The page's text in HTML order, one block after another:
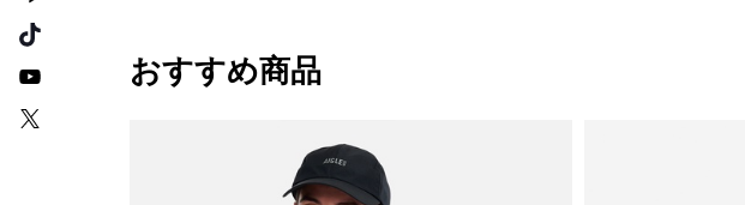
おすすめ商品